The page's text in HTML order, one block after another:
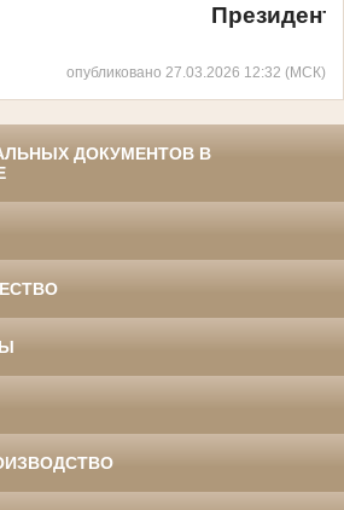
опубликовано 27.03.2026 12:32 (МСК)
ДОКУМЕНТОВ В